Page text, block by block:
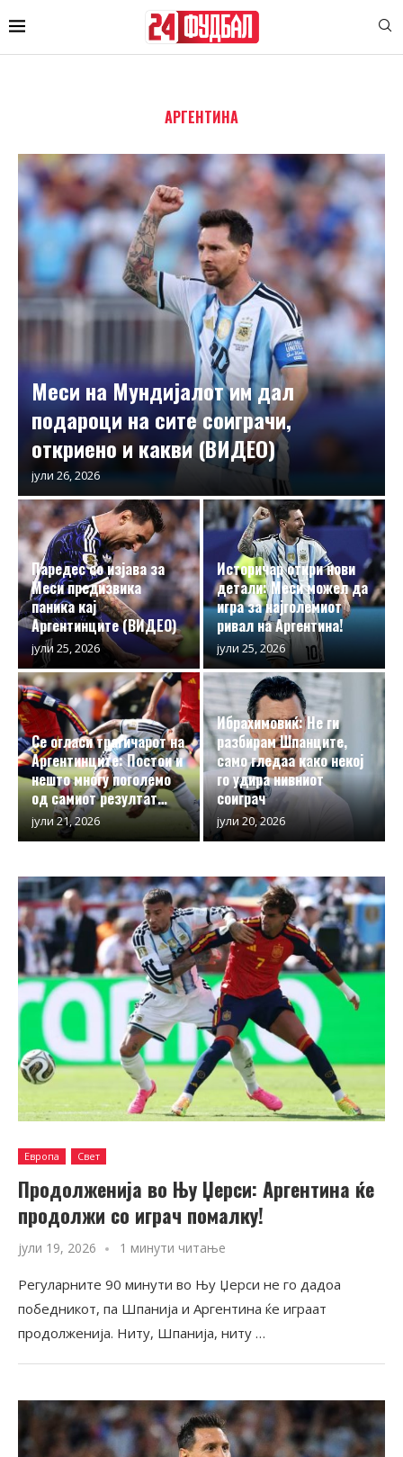
АРГЕНТИНА
Меси на Мундијалот им дал
подароци на сите соиграчи,
откриено и какви (ВИДЕО)
јули 26, 2026
Паредес со изјава за
Меси предизвика
паника кај
Аргентинците (ВИДЕО)
јули 25, 2026
Историчар откри нови
детали: Меси можел да
игра за најголемиот
ривал на Аргентина!
јули 25, 2026
Се огласи трагичарот на
Аргентинците: Постои и
нешто многу поголемо
од самиот резултат…
јули 21, 2026
Ибрахимовиќ: Не ги
разбирам Шпанците,
само гледаа како некој
го удира нивниот
соиграч
јули 20, 2026
Европа Свет
Продолженија во Њу Џерси: Аргентина ќе
продолжи со играч помалку!
јули 19, 2026 1 минути читање
Регуларните 90 минути во Њу Џерси не го дадоа
победникот, па Шпанија и Аргентина ќе играат
продолженија. Ниту, Шпанија, ниту …